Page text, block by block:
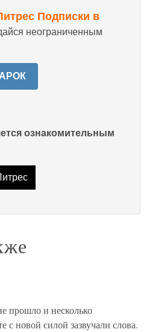
Подписки в
неограниченным
ознакомительным
прошло и несколько
с новой силой зазвучали слова.